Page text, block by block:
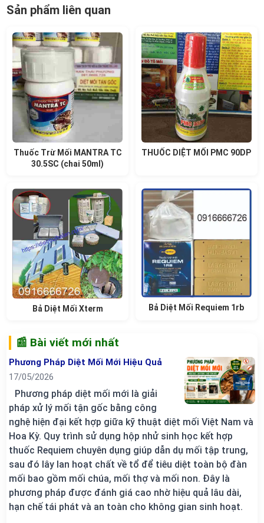
Sản phẩm liên quan
Thuốc Trừ Mối MANTRA TC
30.5SC (chai 50ml)
THUỐC DIỆT MỐI PMC 90DP
Bả Diệt Mối Xterm Bả Diệt Mối Requiem 1rb
📰 Bài viết mới nhất
Phương Pháp Diệt Mối Mới Hiệu Quả
17/05/2026
Phương pháp diệt mối mới là giải
pháp xử lý mối tận gốc bằng công
nghệ hiện đại kết hợp giữa kỹ thuật diệt mối Việt Nam và
Hoa Kỳ. Quy trình sử dụng hộp nhử sinh học kết hợp
thuốc Requiem chuyên dụng giúp dẫn dụ mối tập trung,
sau đó lây lan hoạt chất về tổ để tiêu diệt toàn bộ đàn
mối bao gồm mối chúa, mối thợ và mối non. Đây là
phương pháp được đánh giá cao nhờ hiệu quả lâu dài,
hạn chế tái phát và an toàn cho không gian sinh hoạt.